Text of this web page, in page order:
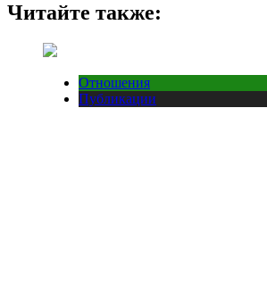
Читайте также:
Отношения
Публикации